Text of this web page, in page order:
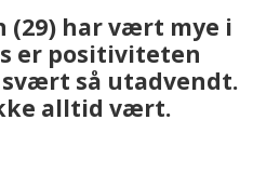
(29) har vært mye i
er positiviteten
så utadvendt.
alltid vært.